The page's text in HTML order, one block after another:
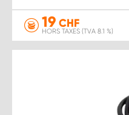
19 CHF
HORS TAXES (TVA 8.1 %)